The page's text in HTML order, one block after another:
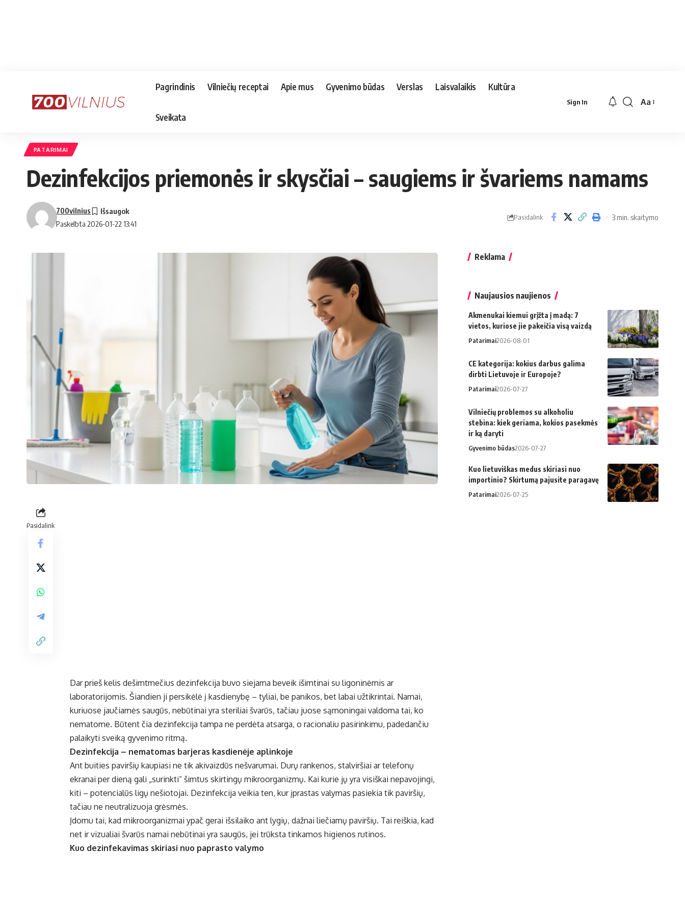
Pagrindinis Vilniečių receptai Apie mus Gyvenimo būdas Verslas Laisvalaikis Kultūra
Sveikata
Sign In
Font
Aa
PATARIMAI
Dezinfekcijos priemonės ir skysčiai – saugiems ir švariems namams
Paskelbta 2026-01-22 13:41
700vilnius
Pasidalink 3 min. skaitymo
Pasidalink
Dar prieš kelis dešimtmečius dezinfekcija buvo siejama beveik išimtinai su ligoninėmis ar
laboratorijomis. Šiandien ji persikėlė į kasdienybę – tyliai, be panikos, bet labai užtikrintai. Namai,
kuriuose jaučiamės saugūs, nebūtinai yra steriliai švarūs, tačiau juose sąmoningai valdoma tai, ko
nematome. Būtent čia dezinfekcija tampa ne perdėta atsarga, o racionaliu pasirinkimu, padedančiu
palaikyti sveiką gyvenimo ritmą.
Dezinfekcija – nematomas barjeras kasdienėje aplinkoje
Ant buities paviršių kaupiasi ne tik akivaizdūs nešvarumai. Durų rankenos, stalviršiai ar telefonų
ekranai per dieną gali „surinkti“ šimtus skirtingų mikroorganizmų. Kai kurie jų yra visiškai nepavojingi,
kiti – potencialūs ligų nešiotojai. Dezinfekcija veikia ten, kur įprastas valymas pasiekia tik paviršių,
tačiau ne neutralizuoja grėsmės.
Įdomu tai, kad mikroorganizmai ypač gerai išsilaiko ant lygių, dažnai liečiamų paviršių. Tai reiškia, kad
net ir vizualiai švarūs namai nebūtinai yra saugūs, jei trūksta tinkamos higienos rutinos.
Kuo dezinfekavimas skiriasi nuo paprasto valymo
Reklama
Naujausios naujienos
Akmenukai kiemui grįžta į madą: 7
vietos, kuriose jie pakeičia visą vaizdą
Patarimai2026-08-01
CE kategorija: kokius darbus galima
dirbti Lietuvoje ir Europoje?
Patarimai2026-07-27
Vilniečių problemos su alkoholiu
stebina: kiek geriama, kokios pasekmės
ir ką daryti
Gyvenimo būdas2026-07-27
Kuo lietuviškas medus skiriasi nuo
importinio? Skirtumą pajusite paragavę
Patarimai2026-07-25